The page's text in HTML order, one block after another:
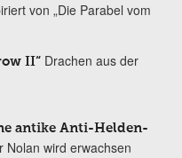
von „Die Parabel vom
II“ Drachen aus der
antike Anti-Helden-
Nolan wird erwachsen